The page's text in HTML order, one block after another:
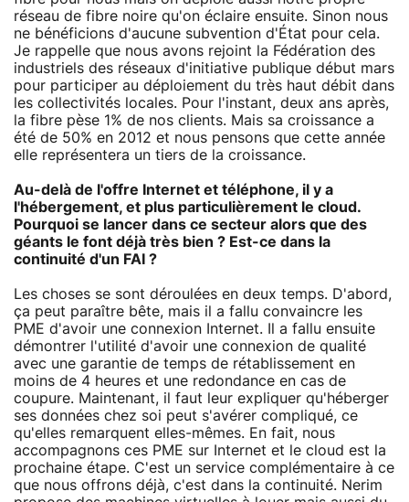
réseau de fibre noire qu'on éclaire ensuite. Sinon nous
ne bénéficions d'aucune subvention d'État pour cela.
Je rappelle que nous avons rejoint la Fédération des
industriels des réseaux d'initiative publique début mars
pour participer au déploiement du très haut débit dans
les collectivités locales. Pour l'instant, deux ans après,
la fibre pèse 1% de nos clients. Mais sa croissance a
été de 50% en 2012 et nous pensons que cette année
elle représentera un tiers de la croissance.
Au-delà de l'offre Internet et téléphone, il y a
l'hébergement, et plus particulièrement le cloud.
Pourquoi se lancer dans ce secteur alors que des
géants le font déjà très bien ? Est-ce dans la
continuité d'un FAI ?
Les choses se sont déroulées en deux temps. D'abord,
ça peut paraître bête, mais il a fallu convaincre les
PME d'avoir une connexion Internet. Il a fallu ensuite
démontrer l'utilité d'avoir une connexion de qualité
avec une garantie de temps de rétablissement en
moins de 4 heures et une redondance en cas de
coupure. Maintenant, il faut leur expliquer qu'héberger
ses données chez soi peut s'avérer compliqué, ce
qu'elles remarquent elles-mêmes. En fait, nous
accompagnons ces PME sur Internet et le cloud est la
prochaine étape. C'est un service complémentaire à ce
que nous offrons déjà, c'est dans la continuité. Nerim